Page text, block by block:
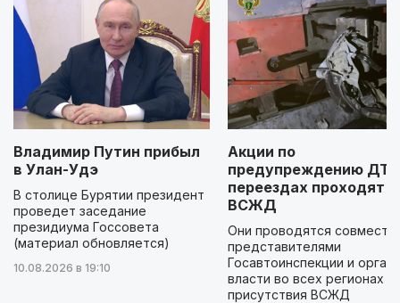
Владимир Путин прибыл
в Улан-Удэ
В столице Бурятии президент
проведет заседание
президиума Госсовета
(материал обновляется)
10.08.2026 в 19:10
Акции по
предупреждению
переездах проходят
ВСЖД
Они проводятся
представителями
Госавтоинспекции и
власти во всех регионах
присутствия ВСЖД